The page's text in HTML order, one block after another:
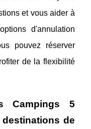
et vous aider à
d'annulation
pouvez réserver
de la flexibilité
Campings 5
de